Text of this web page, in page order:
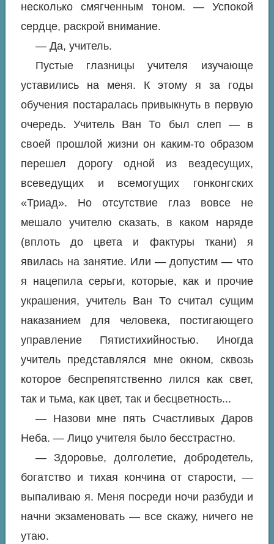
несколько смягченным тоном. — Успокой
сердце, раскрой внимание.
— Да, учитель.
Пустые глазницы учителя изучающе
уставились на меня. К этому я за годы
обучения постаралась привыкнуть в первую
очередь. Учитель Ван То был слеп — в
своей прошлой жизни он каким-то образом
перешел дорогу одной из вездесущих,
всеведущих и всемогущих гонконгских
«Триад». Но отсутствие глаз вовсе не
мешало учителю сказать, в каком наряде
(вплоть до цвета и фактуры ткани) я
явилась на занятие. Или — допустим — что
я нацепила серьги, которые, как и прочие
украшения, учитель Ван То считал сущим
наказанием для человека, постигающего
управление Пятистихийностью. Иногда
учитель представлялся мне окном, сквозь
которое беспрепятственно лился как свет,
так и тьма, как цвет, так и бесцветность...
— Назови мне пять Счастливых Даров
Неба. — Лицо учителя было бесстрастно.
— Здоровье, долголетие, добродетель,
богатство и тихая кончина от старости, —
выпаливаю я. Меня посреди ночи разбуди и
начни экзаменовать — все скажу, ничего не
утаю.